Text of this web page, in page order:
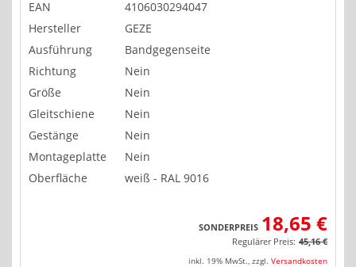
EAN
4106030294047
Hersteller
GEZE
Ausführung
Bandgegenseite
Richtung
Nein
Größe
Nein
Gleitschiene
Nein
Gestänge
Nein
Montageplatte
Nein
Oberfläche
weiß - RAL 9016
SONDERPREIS 18,65 €
Regulärer Preis: 45,16 €
inkl. 19% MwSt., zzgl. Versandkosten